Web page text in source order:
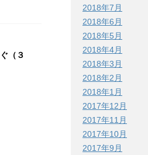
（３
2018年7月
2018年6月
2018年5月
2018年4月
2018年3月
2018年2月
2018年1月
2017年12月
2017年11月
2017年10月
2017年9月